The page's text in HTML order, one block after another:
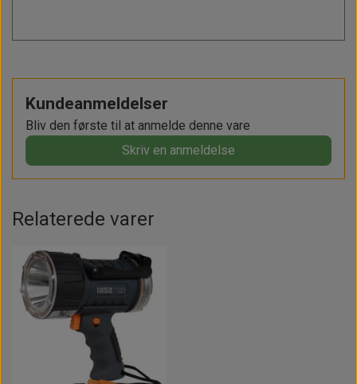
Kundeanmeldelser
Bliv den første til at anmelde denne vare
Skriv en anmeldelse
Relaterede varer